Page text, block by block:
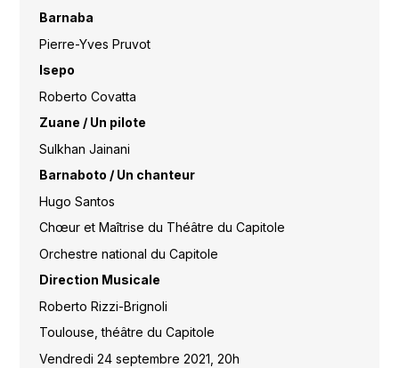
Barnaba
Pierre-Yves Pruvot
Isepo
Roberto Covatta
Zuane / Un pilote
Sulkhan Jainani
Barnaboto / Un chanteur
Hugo Santos
Chœur et Maîtrise du Théâtre du Capitole
Orchestre national du Capitole
Direction Musicale
Roberto Rizzi-Brignoli
Toulouse, théâtre du Capitole
Vendredi 24 septembre 2021, 20h